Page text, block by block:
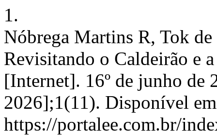
1.
Nóbrega Martins R, Tok
Revisitando o Caldeirão e
[Internet]. 16º de junho de
2026];1(11). Disponível
https://portalee.com.br/